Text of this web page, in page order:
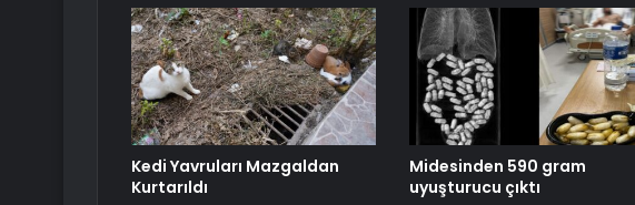
Kedi Yavruları Mazgaldan
Kurtarıldı
Midesinden 590 gram
uyuşturucu çıktı